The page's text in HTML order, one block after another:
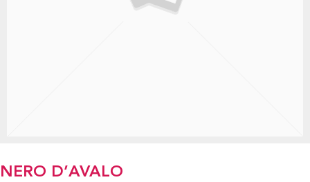
NERO D’AVALO